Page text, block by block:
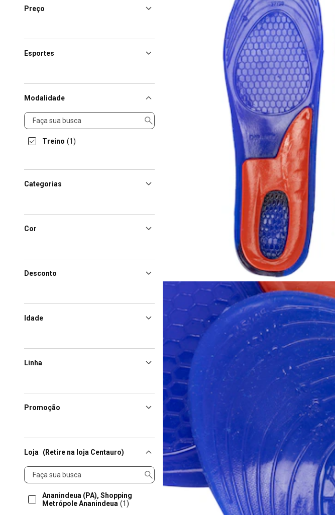
Preço
Esportes
Modalidade
Modalidade
Treino (1)
Categorias
Cor
Desconto
Idade
Linha
Promoção
Loja (Retire na loja Centauro)
Loja
Ananindeua (PA), Shopping
Metrópole Ananindeua (1)